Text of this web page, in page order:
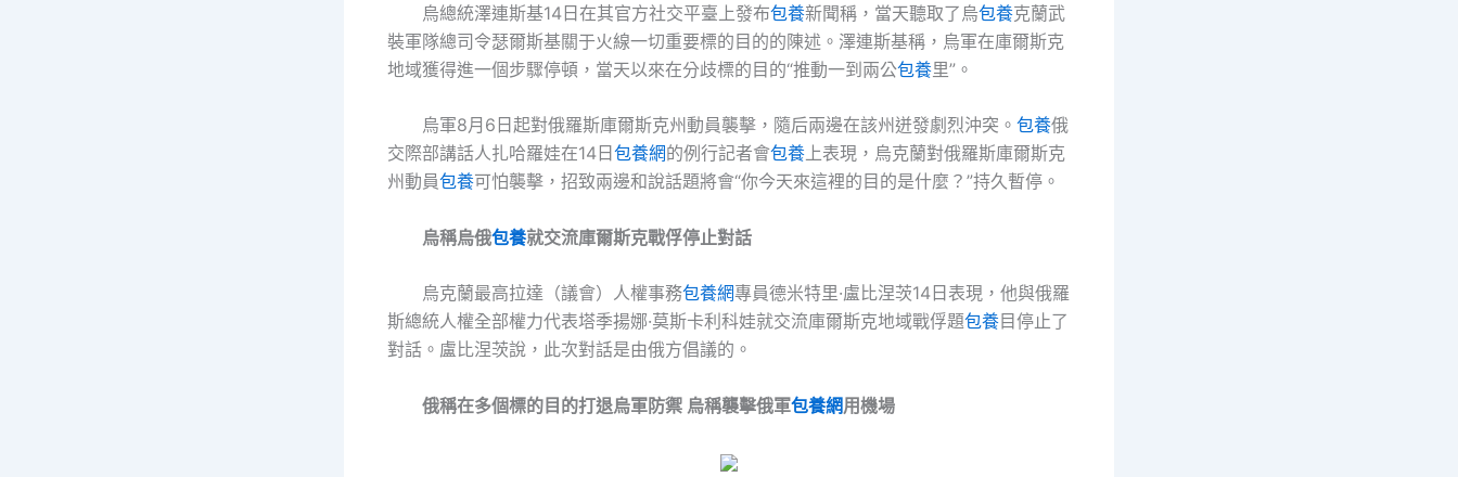
烏總統澤連斯基14日在其官方社交平臺上發布包養新聞稱，當天聽取了烏包養克蘭武
裝軍隊總司令瑟爾斯基關于火線一切重要標的目的的陳述。澤連斯基稱，烏軍在庫爾斯克
地域獲得進一個步驟停頓，當天以來在分歧標的目的“推動一到兩公包養里”。
烏軍8月6日起對俄羅斯庫爾斯克州動員襲擊，隨后兩邊在該州迸發劇烈沖突。 包養俄
交際部講話人扎哈羅娃在14日 包養網的例行記者會包養 上表現，烏克蘭對俄羅斯庫爾斯克
州動員包養可怕襲擊，招致兩邊和說話題將會“你今天來這裡的目的是什麼？”持久暫停。
烏稱烏俄包養就交流庫爾斯克戰俘停止對話
烏克蘭最高拉達（議會）人權事務包養網專員德米特里·盧比涅茨14日表現，他與俄羅
斯總統人權全部權力代表塔季揚娜·莫斯卡利科娃就交流庫爾斯克地域戰俘題包養目停止了
對話。盧比涅茨說，此次對話是由俄方倡議的。
俄稱在多個標的目的打退烏軍防禦 烏稱襲擊俄軍包養網用機場